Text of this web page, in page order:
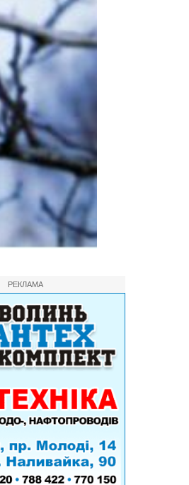
РЕКЛАМА